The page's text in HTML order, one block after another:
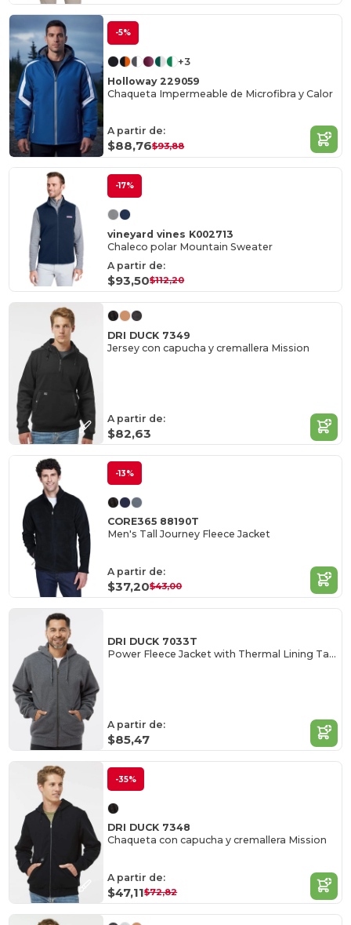
-5%
+3
Holloway 229059
Chaqueta Impermeable de Microfibra y Calor
A partir de:
$88,76$93,88
-17%
vineyard vines K002713
Chaleco polar Mountain Sweater
A partir de:
$93,50$112,20
DRI DUCK 7349
Jersey con capucha y cremallera Mission
A partir de:
$82,63
-13%
CORE365 88190T
Men's Tall Journey Fleece Jacket
A partir de:
$37,20$43,00
DRI DUCK 7033T
Power Fleece Jacket with Thermal Lining Tall Sizes
A partir de:
$85,47
-35%
DRI DUCK 7348
Chaqueta con capucha y cremallera Mission
A partir de:
$47,11$72,82